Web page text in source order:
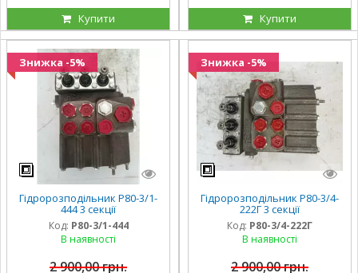
Купити Купити
Знижка -5%
Гідророзподільник Р80-3/1-
444 3 секції
Код: Р80-3/1-444
В наявності
2 900,00 грн.
Знижка -5%
Гідророзподільник Р80-3/4-
222Г 3 секції
Код: Р80-3/4-222Г
В наявності
2 900,00 грн.